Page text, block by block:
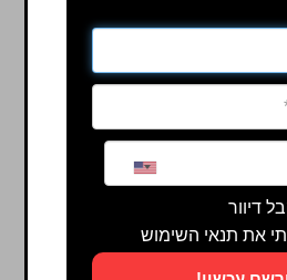
דיוור
את תנאי השימוש